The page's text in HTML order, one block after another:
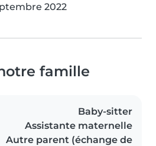
2022
famille
Baby-sitter
Assistante maternelle
Autre parent (échange de